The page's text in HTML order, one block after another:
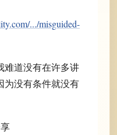
.../misguided-
难道没有在许多讲
为没有条件就没有